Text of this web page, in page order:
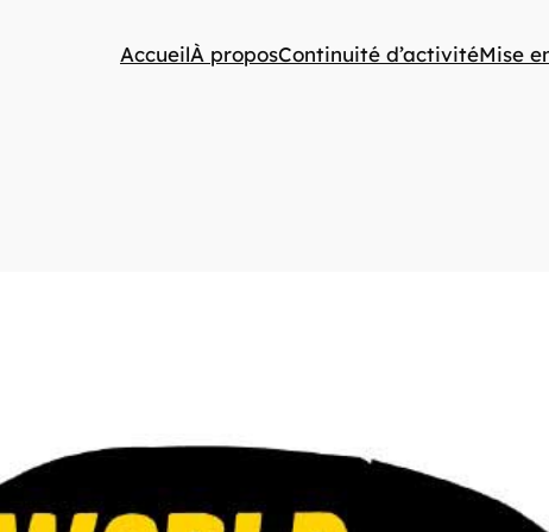
AccueilÀ proposContinuité d’activitéMise